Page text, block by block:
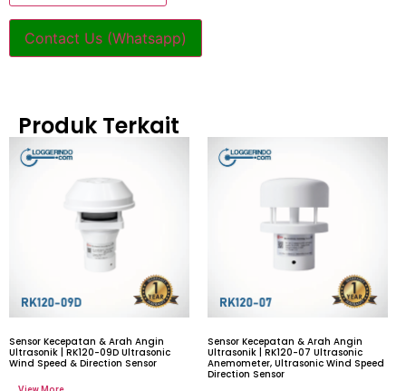
Contact Us (Whatsapp)
Produk Terkait
Sensor Kecepatan & Arah Angin
Ultrasonik | RK120-09D Ultrasonic
Wind Speed & Direction Sensor
Sensor Kecepatan & Arah Angin
Ultrasonik | RK120-07 Ultrasonic
Anemometer, Ultrasonic Wind Speed
Direction Sensor